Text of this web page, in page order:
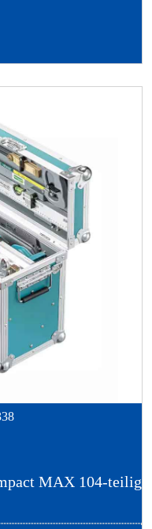
MAX 104-teilig